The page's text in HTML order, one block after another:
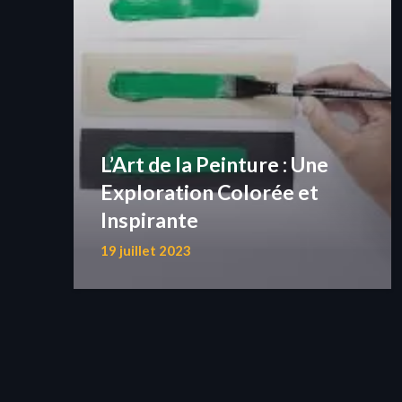
L’Art de la Peinture : Une
Exploration Colorée et
Inspirante
19 juillet 2023